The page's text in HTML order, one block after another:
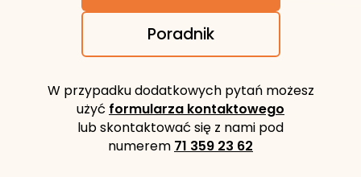
Poradnik
W przypadku dodatkowych pytań możesz
użyć formularza kontaktowego
lub skontaktować się z nami pod
numerem 71 359 23 62